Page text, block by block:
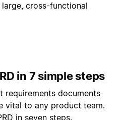
cross-functional
in 7 simple steps
requirements documents
vital to any product team.
in seven steps.